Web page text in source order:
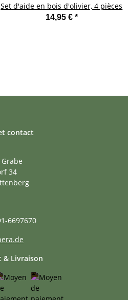
Set d'aide en bois d'olivier, 4 pièces
14,95 € *
contact
34
6697670
& Livraison